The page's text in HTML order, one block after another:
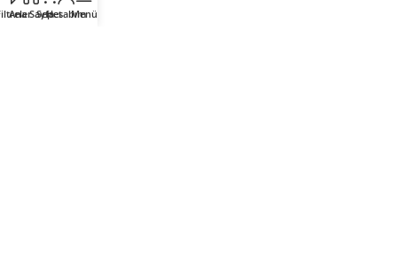
buradayız.
Ana Sayfa
Sepet
Hesabım
Menü